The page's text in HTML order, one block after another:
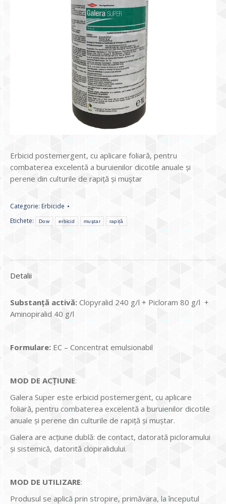
Erbicid postemergent, cu aplicare foliară, pentru
combaterea excelentă a buruienilor dicotile anuale și
perene din culturile de rapiță și muștar
Categorie: Erbicide
Etichete:
Dow erbicid muştar rapiță
Detalii
Substanță activă: Clopyralid 240 g/l + Picloram 80 g/l +
Aminopiralid 40 g/l
Formulare: EC – Concentrat emulsionabil
MOD DE ACȚIUNE:
Galera Super este erbicid postemergent, cu aplicare
foliară, pentru combaterea excelentă a buruienilor dicotile
anuale și perene din culturile de rapiță și muștar.
Galera are acțiune dublă: de contact, datorată picloramului
și sistemică, datorită clopiralidului.
MOD DE UTILIZARE:
Produsul se aplică prin stropire, primăvara, la începutul